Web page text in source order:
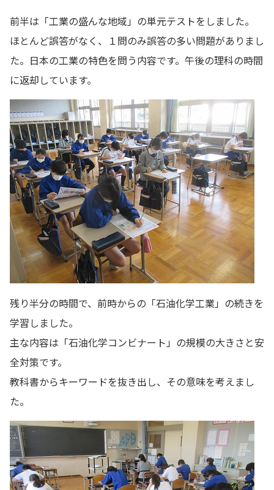
前半は「工業の盛んな地域」の単元テストをしました。
ほとんど誤答がなく、１問のみ誤答の多い問題がありまし
た。日本の工業の特色を問う内容です。午後の理科の時間
に返却しています。
残り半分の時間で、前時からの「石油化学工業」の続きを
学習しました。
主な内容は「石油化学コンビナート」の規模の大きさと安
全対策です。
教科書からキーワードを抜き出し、その意味を考えまし
た。